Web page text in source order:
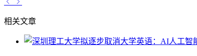
相关文章